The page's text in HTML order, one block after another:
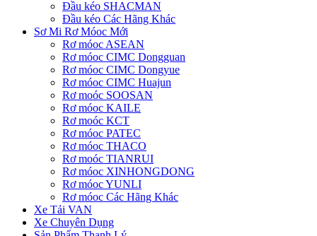
Đầu kéo SHACMAN
Đầu kéo Các Hãng Khác
Sơ Mi Rơ Móoc Mới
Rơ móoc ASEAN
Rơ móoc CIMC Dongguan
Rơ móoc CIMC Dongyue
Rơ móoc CIMC Huajun
Rơ moóc SOOSAN
Rơ móoc KAILE
Rơ moóc KCT
Rơ móoc PATEC
Rơ móoc THACO
Rơ moóc TIANRUI
Rơ móoc XINHONGDONG
Rơ móoc YUNLI
Rơ móoc Các Hãng Khác
Xe Tải VAN
Xe Chuyên Dụng